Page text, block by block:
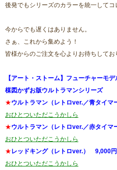
後発でもシリーズのカラーを統一してコ
今からでも遅くはありません。
さぁ、これから集めよう！
皆様からのご注文を心よりお待ちしてお
【アート・ストーム】フューチャーモデ
楳図かずお版ウルトラマンシリーズ
★ウルトラマン（レトロver.／青タイマ
おひとついただこうかしら
★ウルトラマン（レトロver.／赤タイマ
おひとついただこうかしら
★ レッドキング（レトロver.） 9,000円
おひとついただこうかしら